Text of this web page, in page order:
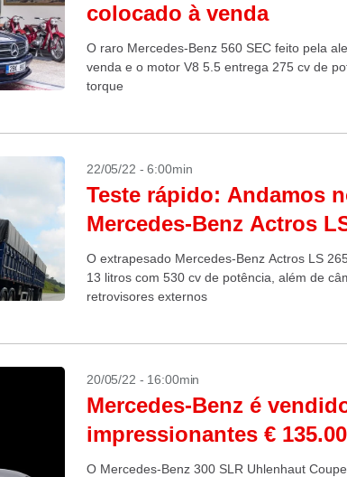
colocado à venda
O raro Mercedes-Benz 560 SEC feito pela
venda e o motor V8 5.5 entrega 275 cv de
torque
22/05/22 - 6:00min
Teste rápido: Andamos
Mercedes-Benz Actros
O extrapesado Mercedes-Benz Actros LS
13 litros com 530 cv de potência, além de
retrovisores externos
20/05/22 - 16:00min
Mercedes-Benz é
impressionantes €
O Mercedes-Benz 300 SLR Uhlenhaut